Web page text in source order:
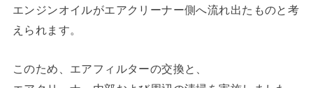
エンジンオイルがエアクリーナー側へ流れ出たものと考
えられます。
このため、エアフィルターの交換と、